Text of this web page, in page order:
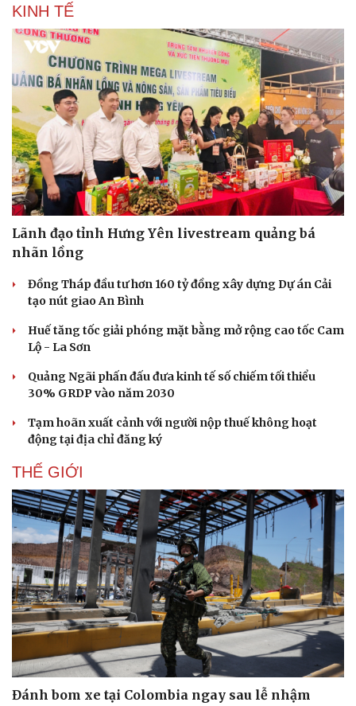
Pháp luật
Tin nóng
Tư vấn luật
Quân sự - Quốc phòng
Việt Nam
KINH TẾ
Lãnh đạo tỉnh Hưng Yên livestream quảng bá
nhãn lồng
Đồng Tháp đầu tư hơn 160 tỷ đồng xây dựng Dự án Cải
tạo nút giao An Bình
Huế tăng tốc giải phóng mặt bằng mở rộng cao tốc Cam
Lộ - La Sơn
Quảng Ngãi phấn đấu đưa kinh tế số chiếm tối thiểu
30% GRDP vào năm 2030
Tạm hoãn xuất cảnh với người nộp thuế không hoạt
động tại địa chỉ đăng ký
THẾ GIỚI
Đánh bom xe tại Colombia ngay sau lễ nhậm